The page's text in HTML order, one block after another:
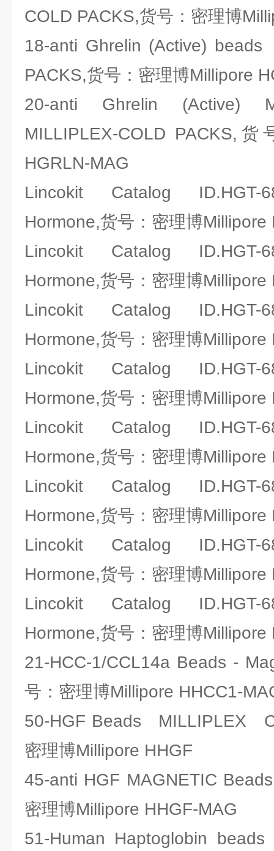
COLD PACKS,货号：密理博
18-anti Ghrelin (Active)
PACKS,货号：密理博Millipore
20-anti Ghrelin (Active)
MILLIPLEX-COLD PACKS,
HGRLN-MAG
Lincokit Catalog ID.HGT-
Hormone,货号：密理博Millipore
Lincokit Catalog ID.HGT-
Hormone,货号：密理博Millipore
Lincokit Catalog ID.HGT-
Hormone,货号：密理博Millipore
Lincokit Catalog ID.HGT-
Hormone,货号：密理博Millipore
Lincokit Catalog ID.HGT-
Hormone,货号：密理博Millipore
Lincokit Catalog ID.HGT-
Hormone,货号：密理博Millipore
Lincokit Catalog ID.HGT-
Hormone,货号：密理博Millipore
Lincokit Catalog ID.HGT-
Hormone,货号：密理博Millipore
21-HCC-1/CCL14a Beads -
号：密理博Millipore HHCC1-
50-HGF Beads MILLIPLEX
密理博Millipore HHGF
45-anti HGF MAGNETIC
密理博Millipore HHGF-MAG
51-Human Haptoglobin